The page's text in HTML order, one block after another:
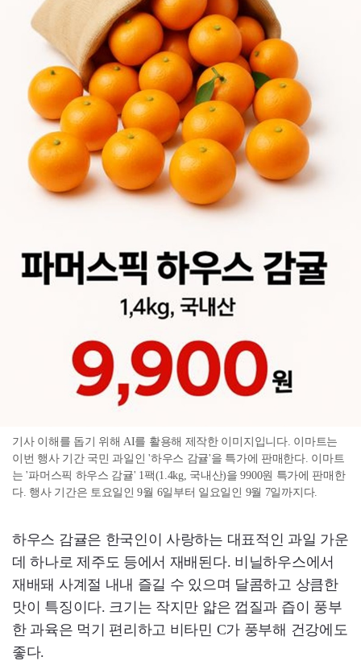
기사 이해를 돕기 위해 AI를 활용해 제작한 이미지입니다. 이마트는
이번 행사 기간 국민 과일인 '하우스 감귤'을 특가에 판매한다. 이마트
는 '파머스픽 하우스 감귤' 1팩(1.4kg, 국내산)을 9900원 특가에 판매한
다. 행사 기간은 토요일인 9월 6일부터 일요일인 9월 7일까지다.
하우스 감귤은 한국인이 사랑하는 대표적인 과일 가운
데 하나로 제주도 등에서 재배된다. 비닐하우스에서
재배돼 사계절 내내 즐길 수 있으며 달콤하고 상큼한
맛이 특징이다. 크기는 작지만 얇은 껍질과 즙이 풍부
한 과육은 먹기 편리하고 비타민 C가 풍부해 건강에도
좋다.